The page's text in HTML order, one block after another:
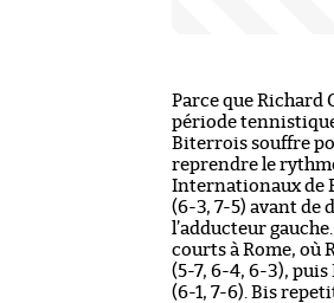
Parce que Richard
période
Biterrois souffre
reprendre le
Internationaux de
(6-3, 7-5) avant de
l’adducteur
courts à Rome, où
(5-7, 6-4, 6-3),
(6-1, 7-6). Bis